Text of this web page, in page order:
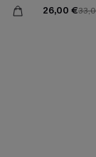
26,00 €